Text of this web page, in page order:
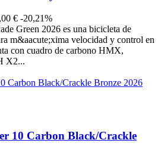
€ -20,21%
Green 2026 es una bicicleta de
m&aacute;xima velocidad y control en
con cuadro de carbono HMX,
X2...
10 Carbon Black/Crackle